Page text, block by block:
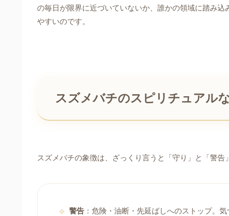
の毎日が限界に近づいていないか、誰かの領域に踏み
やすいのです。
スズメバチのスピリチュアル
スズメバチの象徴は、ざっくり言うと「守り」と「警
警告 ：危険・油断・先延ばしへのストップ。